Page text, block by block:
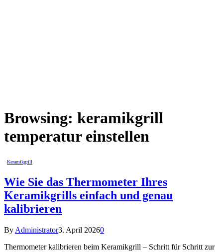
Browsing: keramikgrill
temperatur einstellen
Keramikgrill
Wie Sie das Thermometer Ihres
Keramikgrills einfach und genau
kalibrieren
By Administrator3. April 20260
Thermometer kalibrieren beim Keramikgrill – Schritt für Schritt zur